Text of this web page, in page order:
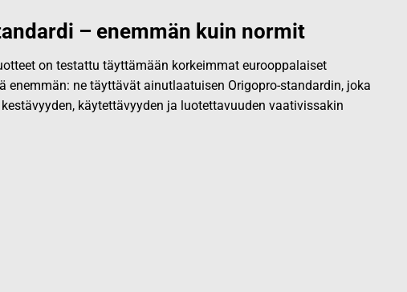
– enemmän kuin normit
on testattu täyttämään korkeimmat eurooppalaiset
enemmän: ne täyttävät ainutlaatuisen Origopro-standardin, joka
käytettävyyden ja luotettavuuden vaativissakin